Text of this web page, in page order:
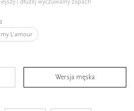
L'amour
Wersja męska